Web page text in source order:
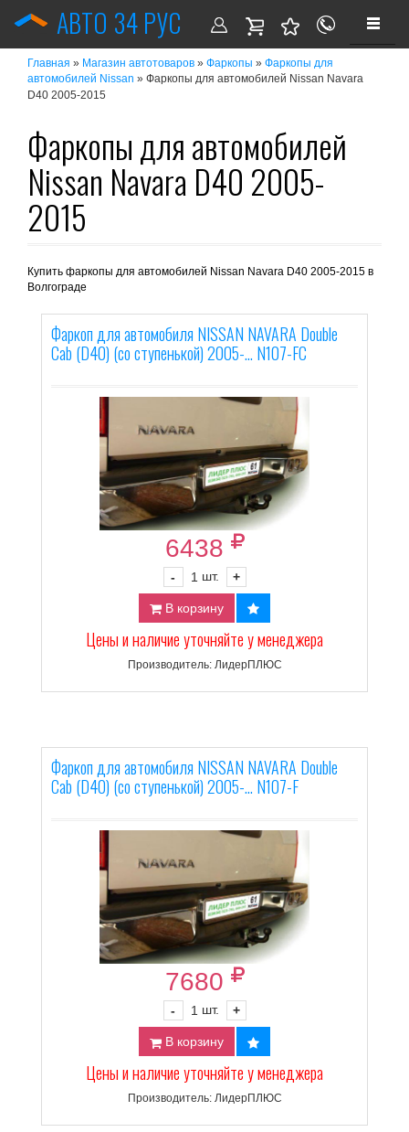
АВТО 34 РУС
Главная » Магазин автотоваров » Фаркопы » Фаркопы для
автомобилей Nissan » Фаркопы для автомобилей Nissan Navara
D40 2005-2015
Фаркопы для автомобилей
Nissan Navara D40 2005-
2015
Купить фаркопы для автомобилей Nissan Navara D40 2005-2015 в
Волгограде
Фаркоп для автомобиля NISSAN NAVARA Double
Cab (D40) (со ступенькой) 2005-... N107-FC
6438
- 1 шт. +
В корзину
Цены и наличие уточняйте у менеджера
Производитель: ЛидерПЛЮС
Фаркоп для автомобиля NISSAN NAVARA Double
Cab (D40) (со ступенькой) 2005-... N107-F
7680
- 1 шт. +
В корзину
Цены и наличие уточняйте у менеджера
Производитель: ЛидерПЛЮС